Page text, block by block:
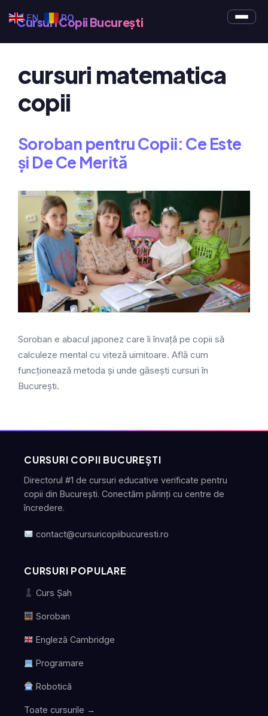
conținut
Cursuri Copii București
cursuri matematica
copii
Soroban pentru Copii: Ce Este
și De Ce Merită
Soroban e abacul japonez care îi învață pe copii să
calculeze mental cu viteză uimitoare. Află cum
funcționează metoda și unde găsești cursuri în
București.
CURSURI COPII BUCUREȘTI
Directorul #1 de cursuri educative verificate pentru
copii din București. Conectăm părinți cu centre de
încredere.
contact@cursuricopiibucuresti.ro
CURSURI POPULARE
Curs Șah
Soroban
Engleză Cambridge
Programare
Robotică
Toate cursurile →
EN RO